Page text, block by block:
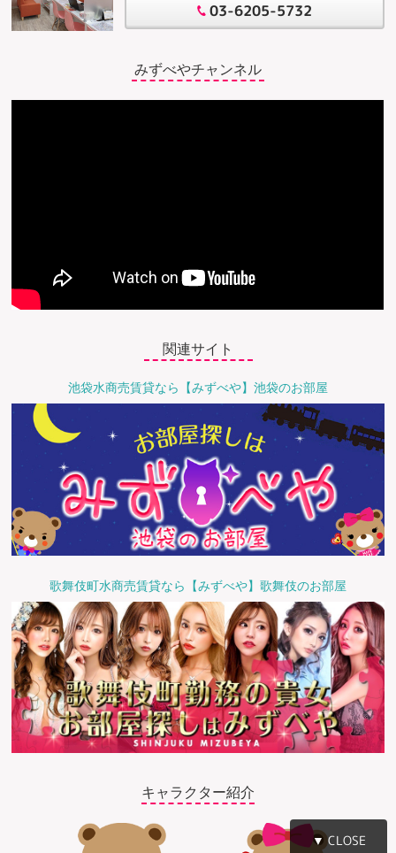
▼ CLOSE
03-6205-5732
みずべやチャンネル
関連サイト
池袋水商売賃貸なら【みずべや】池袋のお部屋
歌舞伎町水商売賃貸なら【みずべや】歌舞伎のお部屋
キャラクター紹介